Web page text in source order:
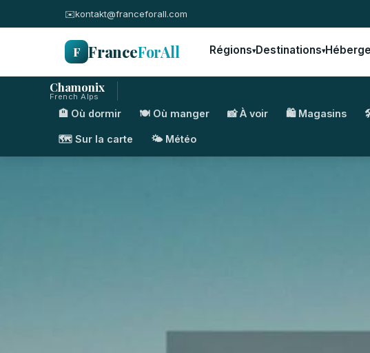
✉️kontakt@franceforall.com
F FranceForAll Régions▾Destinations▾
Chamonix
French Alps
🏨 Où dormir 🍽️ Où manger 📸 À voir 🛍️ Magasins
🗺️ Sur la carte 🌤️ Météo